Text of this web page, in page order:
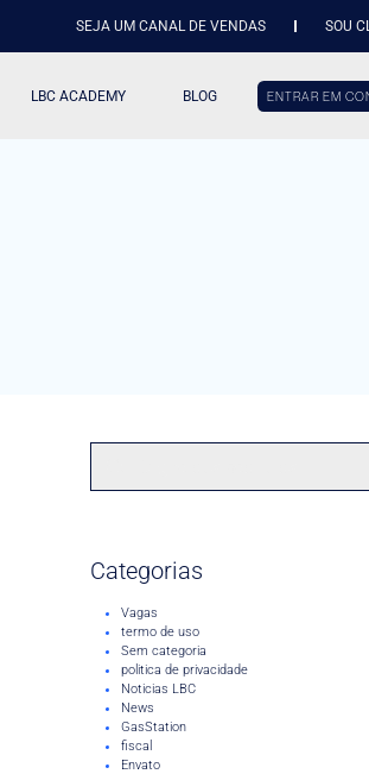
SEJA UM CANAL DE VENDAS SOU
LBC ACADEMY BLOG ENTRAR EM
Categorias
Vagas
termo de uso
Sem categoria
politica de privacidade
Noticias LBC
News
GasStation
fiscal
Envato